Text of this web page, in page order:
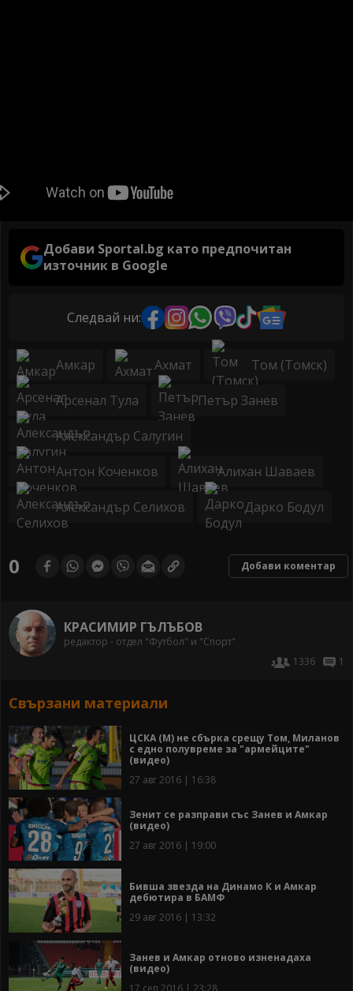
Добави Sportal.bg като предпочитан
източник в Google
Следвай ни:
Амкар Ахмат Том (Томск)
Арсенал Тула Петър Занев
Александър Салугин
Антон Коченков Алихан Шаваев
Александър Селихов Дарко Бодул
0 Добави коментар
КРАСИМИР ГЪЛЪБОВ
редактор - отдел "Футбол" и "Спорт"
1336
1
Свързани материали
ЦСКА (М) не сбърка срещу Том, Миланов
с едно полувреме за "армейците"
(видео)
27 авг 2016 | 16:38
Зенит се разправи със Занев и Амкар
(видео)
27 авг 2016 | 19:00
Бивша звезда на Динамо К и Амкар
дебютира в БАМФ
29 авг 2016 | 13:32
Занев и Амкар отново изненадаха
(видео)